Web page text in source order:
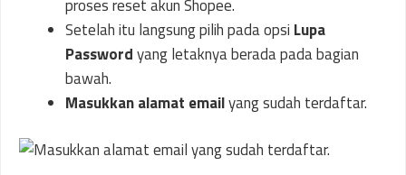
proses reset akun Shopee.
Setelah itu langsung pilih pada opsi Lupa
Passwordyang letaknya berada pada bagian
bawah.
Masukkan alamat emailyang sudah terdaftar.